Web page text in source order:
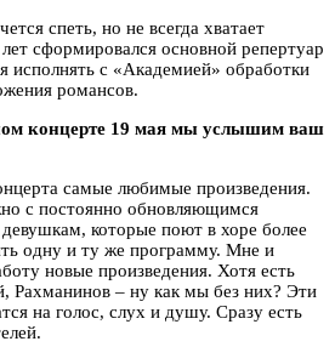
спеть, но не всегда хватает
сформировался основной репертуар
исполнять с «Академией» обработки
романсов.
концерте 19 мая мы услышим ваш
самые любимые произведения.
с постоянно обновляющимся
которые поют в хоре более
одну и ту же программу. Мне и
новые произведения. Хотя есть
Рахманинов – ну как мы без них? Эти
на голос, слух и душу. Сразу есть